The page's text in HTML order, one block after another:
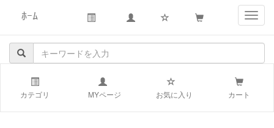
ﾎｰﾑ
カテゴリ MYページ お気に入り カート